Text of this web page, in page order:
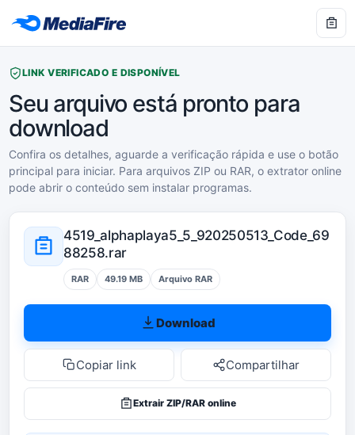
LINK VERIFICADO E DISPONÍVEL
Seu arquivo está pronto para
download
Confira os detalhes, aguarde a verificação rápida e use o botão
principal para iniciar. Para arquivos ZIP ou RAR, o extrator online
pode abrir o conteúdo sem instalar programas.
4519_alphaplaya5_5_920250513_Code_69
88258.rar
RAR 49.19 MB Arquivo RAR
Download
Copiar link Compartilhar
Extrair ZIP/RAR online